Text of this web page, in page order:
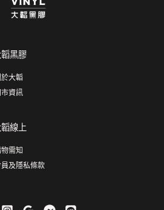
黑膠
於大韜
市資訊
線上
物需知
及隱私條款